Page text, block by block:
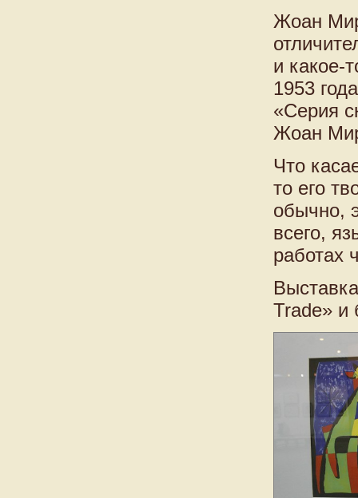
Жоан
и какое-
1953
«Серия
Жоан
Что
то его
обычно,
всего,
работах
Trade» и